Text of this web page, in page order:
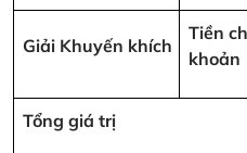
Giải Khuyến khích
Tiền
khoản
Tổng giá trị